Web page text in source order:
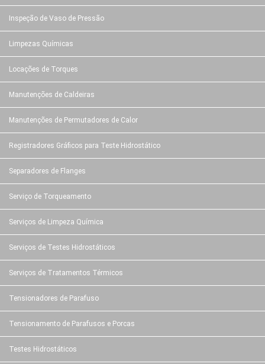
Inspeção de Vaso de Pressão
Limpezas Químicas
Locações de Torques
Manutenções de Caldeiras
Manutenções de Permutadores de Calor
Registradores Gráficos para Teste Hidrostático
Separadores de Flanges
Serviço de Torqueamento
Serviços de Limpeza Química
Serviços de Testes Hidrostáticos
Serviços de Tratamentos Térmicos
Tensionadores de Parafuso
Tensionamento de Parafusos e Porcas
Testes Hidrostáticos